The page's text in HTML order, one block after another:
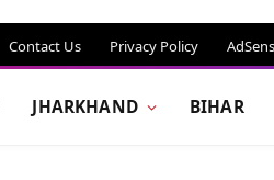
Contact Us Privacy Policy
JHARKHAND BIHAR